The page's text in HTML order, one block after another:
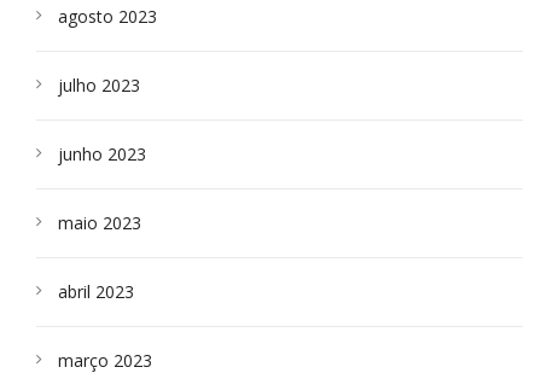
agosto 2023
julho 2023
junho 2023
maio 2023
abril 2023
março 2023